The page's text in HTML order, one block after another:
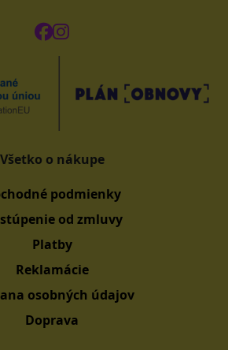
Všetko o nákupe
podmienky
od zmluvy
Platby
Reklamácie
osobných údajov
Doprava